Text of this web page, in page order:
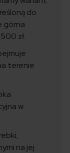
do
górna
zł.
terenie
w
na jej